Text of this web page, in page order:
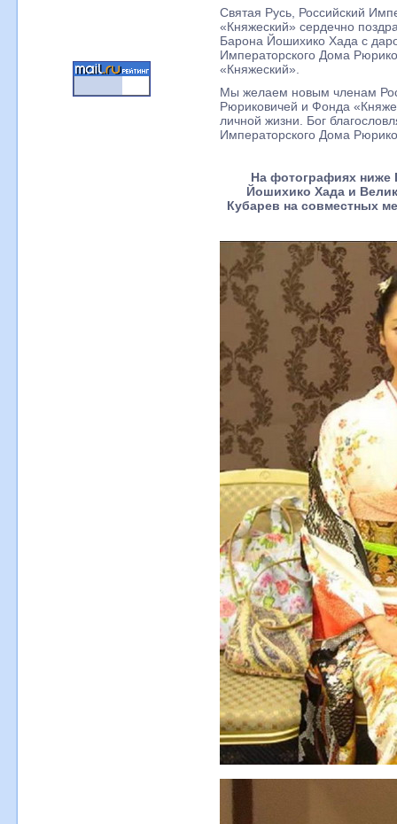
Святая Русь, Российский
«Княжеский» сердечно
Барона Йошихико Хада с
Императорского Дома
«Княжеский».
Мы желаем новым членам
Рюриковичей и Фонда
личной жизни. Бог
Императорского Дома
На фотографиях
Йошихико Хада и
Кубарев на совместных